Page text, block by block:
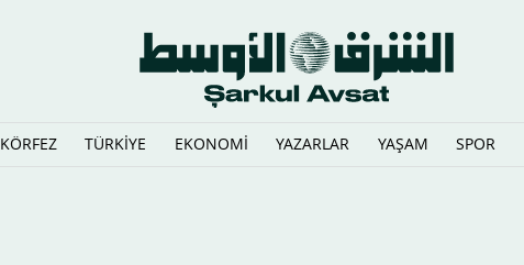
KÖRFEZ TÜRKİYE EKONOMİ YAZARLAR YAŞAM SPOR